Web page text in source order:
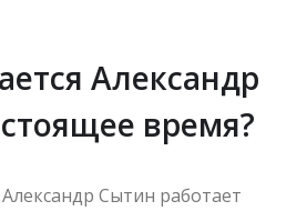
Александр
время?
Сытин работает